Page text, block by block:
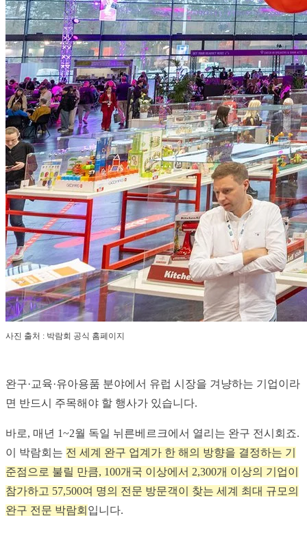
사진 출처 : 박람회 공식 홈페이지
완구·교육·유아용품 분야에서 유럽 시장을 겨냥하는 기업이라
면 반드시 주목해야 할 행사가 있습니다.
바로, 매년 1~2월 독일 뉘른베르크에서 열리는 완구 전시회죠.
이 박람회는 전 세계 완구 업계가 한 해의 방향을 결정하는 기
준점으로 불릴 만큼, 100개국 이상에서 2,300개 이상의 기업이
참가하고 57,500여 명의 전문 방문객이 찾는 세계 최대 규모의
완구 전문 박람회 입니다.